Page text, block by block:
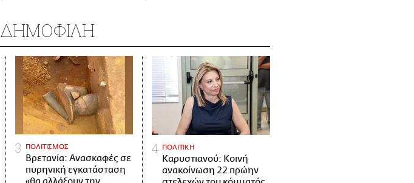
ΔΗΜΟΦΙΛΗ
ΠΟΛΙΤΙΣΜΟΣ
Βρετανία: Ανασκαφές σε
πυρηνική εγκατάσταση
ΠΟΛΙΤΙΚΗ
Καρυστιανού: Κοινή
ανακοίνωση 22 πρώην